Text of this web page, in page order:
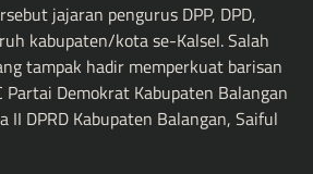
jajaran pengurus DPP, DPD,
kabupaten/kota se-Kalsel. Salah
tampak hadir memperkuat barisan
Partai Demokrat Kabupaten Balangan
II DPRD Kabupaten Balangan, Saiful